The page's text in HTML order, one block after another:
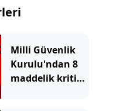
Milli Güvenlik
Kurulu'ndan 8
maddelik kritik